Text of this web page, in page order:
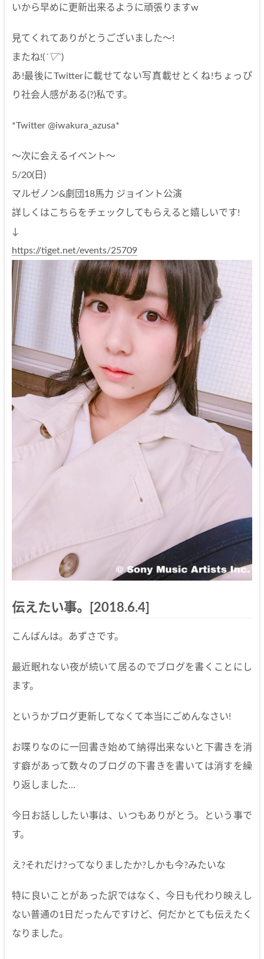
いから早めに更新出来るように頑張りますw
見てくれてありがとうございました～!
またね!(´▽`)
あ!最後にTwitterに載せてない写真載せとくね!ちょっぴ
り社会人感がある(?)私です。
*Twitter @iwakura_azusa*
～次に会えるイベント～
5/20(日)
マルゼノン&劇団18馬力 ジョイント公演
詳しくはこちらをチェックしてもらえると嬉しいです!
↓
https://tiget.net/events/25709
伝えたい事。[2018.6.4]
こんばんは。あずさです。
最近眠れない夜が続いて居るのでブログを書くことにし
ます。
というかブログ更新してなくて本当にごめんなさい!
お喋りなのに一回書き始めて納得出来ないと下書きを消
す癖があって数々のブログの下書きを書いては消すを繰
り返しました…
今日お話ししたい事は、いつもありがとう。という事で
す。
え?それだけ?ってなりましたか?しかも今?みたいな
特に良いことがあった訳ではなく、今日も代わり映えし
ない普通の1日だったんですけど、何だかとても伝えたく
なりました。